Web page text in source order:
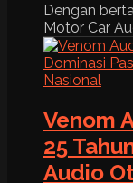
Dengan
Motor Car
Venom
25
Audio